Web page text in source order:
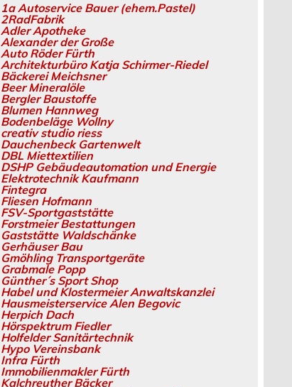
1a Autoservice Bauer (ehem.Pastel)
2RadFabrik
Adler Apotheke
Alexander der Große
Auto Röder Fürth
Architekturbüro Katja Schirmer-Riedel
Bäckerei Meichsner
Beer Mineralöle
Bergler Baustoffe
Blumen Hannweg
Bodenbeläge Wollny
creativ studio riess
Dauchenbeck Gartenwelt
DBL Miettextilien
DSHP Gebäudeautomation und Energie
Elektrotechnik Kaufmann
Fintegra
Fliesen Hofmann
FSV-Sportgaststätte
Forstmeier Bestattungen
Gaststätte Waldschänke
Gerhäuser Bau
Gmöhling Transportgeräte
Grabmale Popp
Günther´s Sport Shop
Habel und Klostermeier Anwaltskanzlei
Hausmeisterservice Alen Begovic
Herpich Dach
Hörspektrum Fiedler
Holfelder Sanitärtechnik
Hypo Vereinsbank
Infra Fürth
Immobilienmakler Fürth
Kalchreuther Bäcker